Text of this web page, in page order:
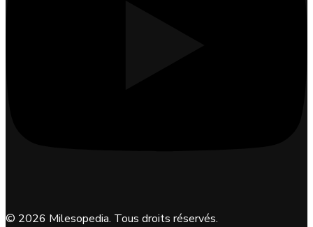
© 2026 Milesopedia. Tous droits réservés.